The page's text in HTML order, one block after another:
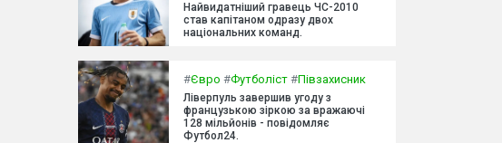
Найвидатніший гравець ЧС-2010
став капітаном одразу двох
національних команд.
#Євро #Футболіст #Півзахисник
Ліверпуль завершив угоду з
французькою зіркою за вражаючі
128 мільйонів - повідомляє
Футбол24.